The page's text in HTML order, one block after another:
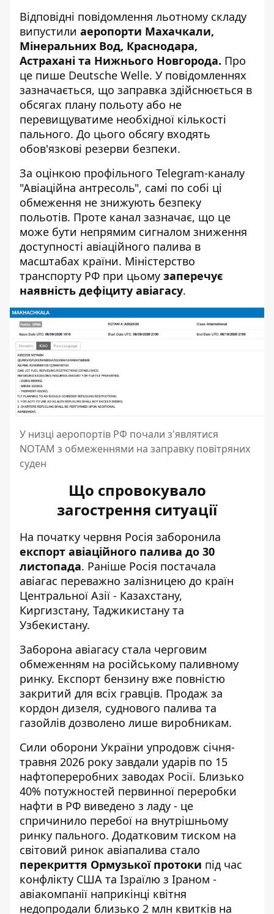
Відповідні повідомлення льотному складу
випустили аеропорти Махачкали,
Мінеральних Вод, Краснодара,
Астрахані та Нижнього Новгорода. Про
це пише Deutsche Welle. У повідомленнях
зазначається, що заправка здійснюється в
обсягах плану польоту або не
перевищуватиме необхідної кількості
пального. До цього обсягу входять
обов'язкові резерви безпеки.
За оцінкою профільного Telegram-каналу
"Авіаційна антресоль", самі по собі ці
обмеження не знижують безпеку
польотів. Проте канал зазначає, що це
може бути непрямим сигналом зниження
доступності авіаційного палива в
масштабах країни. Міністерство
транспорту РФ при цьому заперечує
наявність дефіциту авіагасу.
У низці аеропортів РФ почали з'являтися
NOTAM з обмеженнями на заправку повітряних
суден
Що спровокувало
загострення ситуації
На початку червня Росія заборонила
експорт авіаційного палива до 30
листопада. Раніше Росія постачала
авіагас переважно залізницею до країн
Центральної Азії - Казахстану,
Киргизстану, Таджикистану та
Узбекистану.
Заборона авіагасу стала черговим
обмеженням на російському паливному
ринку. Експорт бензину вже повністю
закритий для всіх гравців. Продаж за
кордон дизеля, суднового палива та
газойлів дозволено лише виробникам.
Сили оборони України упродовж січня-
травня 2026 року завдали ударів по 15
нафтопереробних заводах Росії. Близько
40% потужностей первинної переробки
нафти в РФ виведено з ладу - це
спричинило перебої на внутрішньому
ринку пального. Додатковим тиском на
світовий ринок авіапалива стало
перекриття Ормузької протоки під час
конфлікту США та Ізраїлю з Іраном -
авіакомпанії наприкінці квітня
недопродали близько 2 млн квитків на